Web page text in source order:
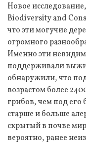
Новое
Biodiversity and
что эти могучие
огромного
Именно эти
поддерживали
обнаружили, что
возрастом более
грибов, чем под
старше и больше
скрытый в почве
вероятно, ранее